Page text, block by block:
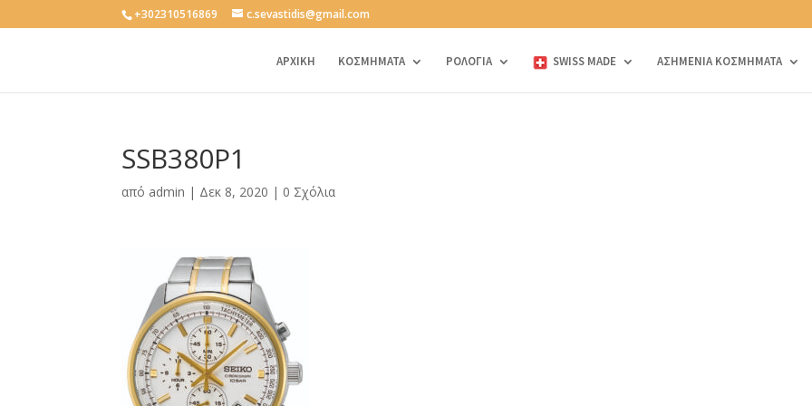
+302310516869 c.sevastidis@gmail.com
ΑΡΧΙΚΗ ΚΟΣΜΗΜΑΤΑ ΡΟΛΟΓΙΑ SWISS MADE ΑΣΗΜΕΝΙΑ ΚΟΣΜΗΜΑΤΑ
SSB380P1
από admin | Δεκ 8, 2020 | 0 Σχόλια